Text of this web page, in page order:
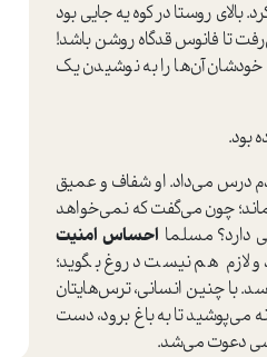
بالای روستا در کوه یه جایی بود
تا فانوس قدگاه روشن باشد!
آن‌ها را به نوشیدن یک
بود.
درس می‌داد. او شفاف و عمیق
چون می‌گفت که نمی‌خواهد
مسلما احساس امنیت
هم نیست دروغ بگوید؛
با چنین انسانی، ترس‌هایتان
تا به باغ برود، دست
دعوت می‌شد.